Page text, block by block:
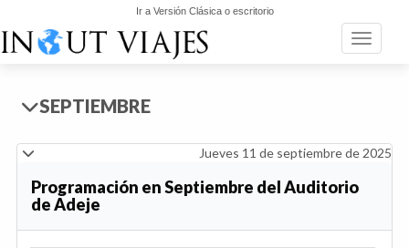
Ir a Versión Clásica o escritorio
Toggle
SEPTIEMBRE
Jueves 11 de septiembre de 2025
Programación en Septiembre del Auditorio
de Adeje